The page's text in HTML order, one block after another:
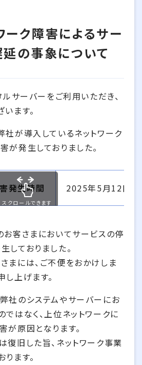
ーク障害によるサー
延の事象について
サーバーをご利用いただき、
ます。
社が導入しているネットワーク
が発生しておりました。
発生時間 2025年5月12日8
スクロールできます
お客さまにおいてサービスの停
しておりました。
まには、ご不便をおかけしま
し上げます。
社のシステムやサーバーにお
ではなく、上位ネットワークに
が原因となります。
復旧した旨、ネットワーク事業
ます。